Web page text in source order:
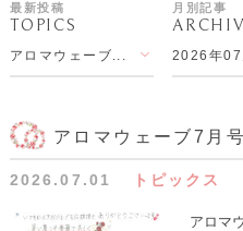
DAMASK ROSE
PRODUCTS 商品紹介
LESSON
最新投稿
TOPICS
アロマウェーブ...
月別記事
2026年07
アロマウェーブ7月号
2026.07.01 トピックス
アロマ